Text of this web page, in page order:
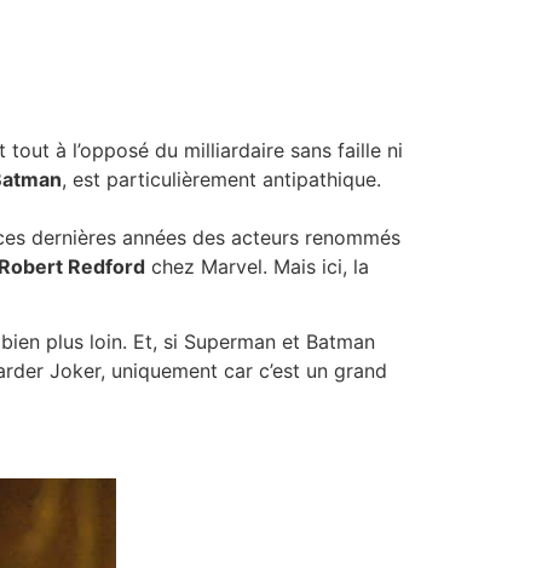
à l’opposé du milliardaire sans faille ni
, est particulièrement antipathique.
dernières années des acteurs renommés
Redford chez Marvel. Mais ici, la
plus loin. Et, si Superman et Batman
Joker, uniquement car c’est un grand